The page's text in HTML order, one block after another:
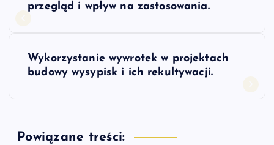
a
przegląd i wpływ na zastosowania.
Wykorzystanie wywrotek w projektach
budowy wysypisk i ich rekultywacji.
Powiązane treści: